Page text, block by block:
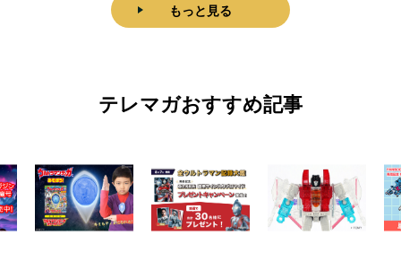
もっと見る
テレマガおすすめ記事